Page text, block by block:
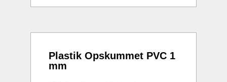
Plastik Opskummet PVC 1
mm